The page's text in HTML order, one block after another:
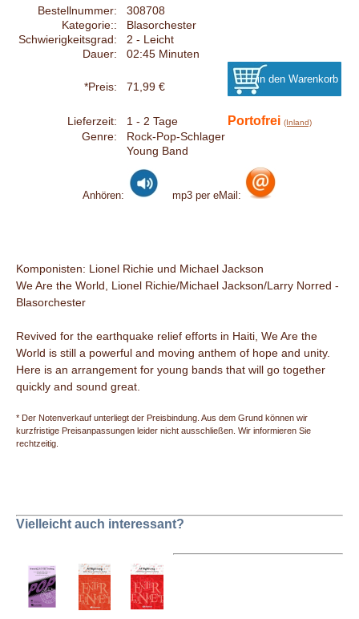
Bestellnummer:
308708
Kategorie::
Blasorchester
Schwierigkeitsgrad:
2 - Leicht
Dauer:
02:45 Minuten
*Preis: 71,99 €
Lieferzeit: 1 - 2 Tage Portofrei (Inland)
Genre:
Rock-Pop-Schlager
Young Band
Anhören: mp3 per eMail:
Komponisten: Lionel Richie und Michael Jackson
We Are the World, Lionel Richie/Michael Jackson/Larry Norred -
Blasorchester
Revived for the earthquake relief efforts in Haiti, We Are the
World is still a powerful and moving anthem of hope and unity.
Here is an arrangement for young bands that will go together
quickly and sound great.
* Der Notenverkauf unterliegt der Preisbindung. Aus dem Grund können wir
kurzfristige Preisanpassungen leider nicht ausschließen. Wir informieren Sie
rechtzeitig.
Vielleicht auch interessant?